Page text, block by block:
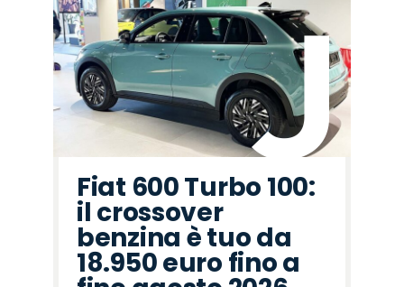
Peugeot
Seat
Fiat
Hyundai
Citroën
Abarth
Jaecoo
Omoda
Land
Rover
Jeep
Opel
Lancia
Cupra
Mazda
Alfa
Romeo
Fiat 600 Turbo 100:
il crossover
benzina è tuo da
18.950 euro fino a